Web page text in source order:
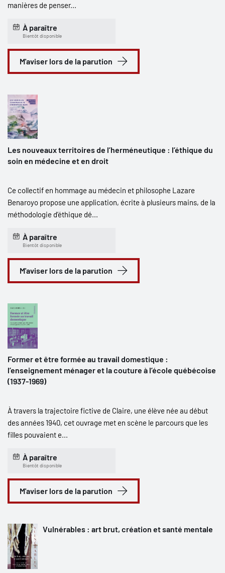
manières de penser...
À paraître
Bientôt disponible
M'aviser lors de la parution
Les nouveaux territoires de l’herméneutique : l’éthique du
soin en médecine et en droit
Ce collectif en hommage au médecin et philosophe Lazare
Benaroyo propose une application, écrite à plusieurs mains, de la
méthodologie d’éthique dé...
À paraître
Bientôt disponible
M'aviser lors de la parution
Former et être formée au travail domestique :
l’enseignement ménager et la couture à l’école québécoise
(1937-1969)
À travers la trajectoire fictive de Claire, une élève née au début
des années 1940, cet ouvrage met en scène le parcours que les
filles pouvaient e...
À paraître
Bientôt disponible
M'aviser lors de la parution
Vulnérables : art brut, création et santé mentale